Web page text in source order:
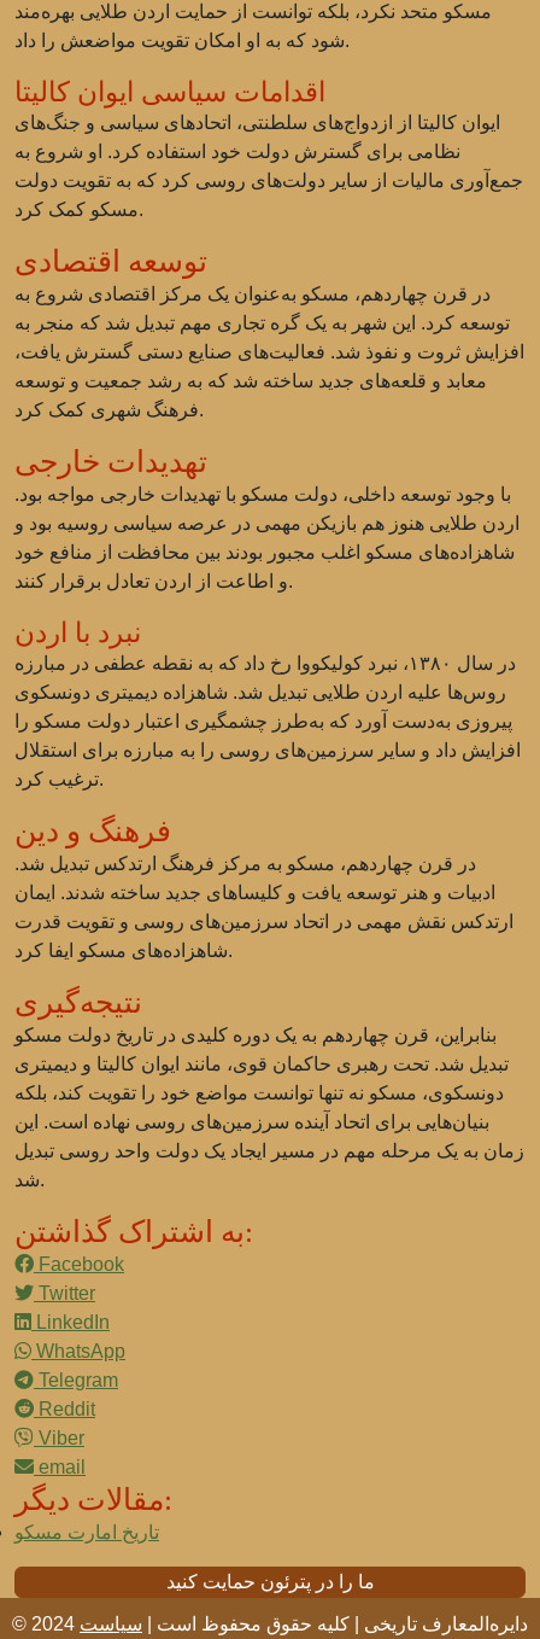
مسکو متحد نکرد، بلکه توانست از حمایت اردن طلایی بهره‌مند
شود که به او امکان تقویت مواضعش را داد.
اقدامات سیاسی ایوان کالیتا
ایوان کالیتا از ازدواج‌های سلطنتی، اتحادهای سیاسی و جنگ‌های
نظامی برای گسترش دولت خود استفاده کرد. او شروع به
جمع‌آوری مالیات از سایر دولت‌های روسی کرد که به تقویت دولت
مسکو کمک کرد.
توسعه اقتصادی
در قرن چهاردهم، مسکو به‌عنوان یک مرکز اقتصادی شروع به
توسعه کرد. این شهر به یک گره تجاری مهم تبدیل شد که منجر به
افزایش ثروت و نفوذ شد. فعالیت‌های صنایع دستی گسترش یافت،
معابد و قلعه‌های جدید ساخته شد که به رشد جمعیت و توسعه
فرهنگ شهری کمک کرد.
تهدیدات خارجی
با وجود توسعه داخلی، دولت مسکو با تهدیدات خارجی مواجه بود.
اردن طلایی هنوز هم بازیکن مهمی در عرصه سیاسی روسیه بود و
شاهزاده‌های مسکو اغلب مجبور بودند بین محافظت از منافع خود
و اطاعت از اردن تعادل برقرار کنند.
نبرد با اردن
در سال ۱۳۸۰، نبرد کولیکووا رخ داد که به نقطه عطفی در مبارزه
روس‌ها علیه اردن طلایی تبدیل شد. شاهزاده دیمیتری دونسکوی
پیروزی به‌دست آورد که به‌طرز چشمگیری اعتبار دولت مسکو را
افزایش داد و سایر سرزمین‌های روسی را به مبارزه برای استقلال
ترغیب کرد.
فرهنگ و دین
در قرن چهاردهم، مسکو به مرکز فرهنگ ارتدکس تبدیل شد.
ادبیات و هنر توسعه یافت و کلیساهای جدید ساخته شدند. ایمان
ارتدکس نقش مهمی در اتحاد سرزمین‌های روسی و تقویت قدرت
شاهزاده‌های مسکو ایفا کرد.
نتیجه‌گیری
بنابراین، قرن چهاردهم به یک دوره کلیدی در تاریخ دولت مسکو
تبدیل شد. تحت رهبری حاکمان قوی، مانند ایوان کالیتا و دیمیتری
دونسکوی، مسکو نه تنها توانست مواضع خود را تقویت کند، بلکه
بنیان‌هایی برای اتحاد آینده سرزمین‌های روسی نهاده است. این
زمان به یک مرحله مهم در مسیر ایجاد یک دولت واحد روسی تبدیل
شد.
به اشتراک گذاشتن:
Facebook
Twitter
LinkedIn
WhatsApp
Telegram
Reddit
Viber
email
مقالات دیگر:
تاریخ امارت مسکو
ما را در پترئون حمایت کنید
© 2024 دایره‌المعارف تاریخی | کلیه حقوق محفوظ است | سیاست